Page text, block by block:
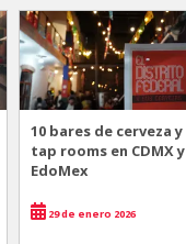
10 bares de cerveza y
tap rooms en CDMX y
EdoMex
29 de enero 2026